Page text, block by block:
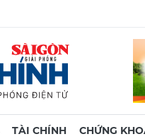
TÀI CHÍNH CHỨNG